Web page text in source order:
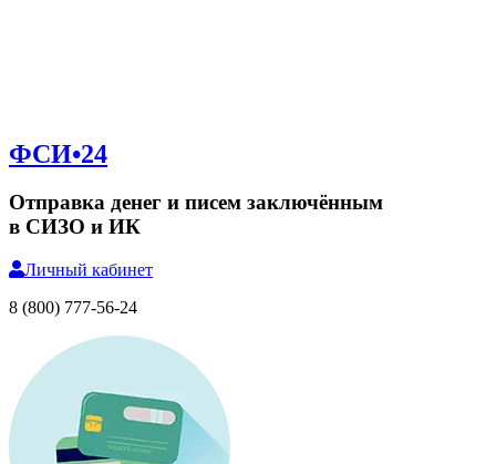
ФСИ•24
Отправка денег и писем заключённым
в СИЗО и ИК
Личный кабинет
8 (800) 777-56-24